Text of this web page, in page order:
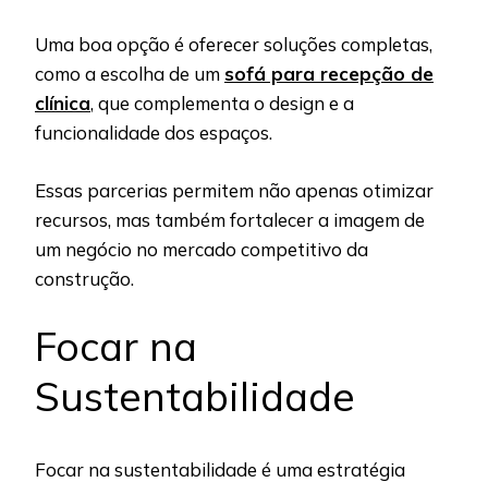
Uma boa opção é oferecer soluções completas,
como a escolha de umsofá para recepção de
clínica, que complementa o design e a
funcionalidade dos espaços.
Essas parcerias permitem não apenas otimizar
recursos, mas também fortalecer a imagem de
um negócio no mercado competitivo da
construção.
Focar na
Sustentabilidade
Focar na sustentabilidade é uma estratégia